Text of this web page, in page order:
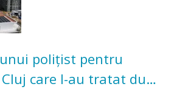
polițist pentru
care l-au tratat după